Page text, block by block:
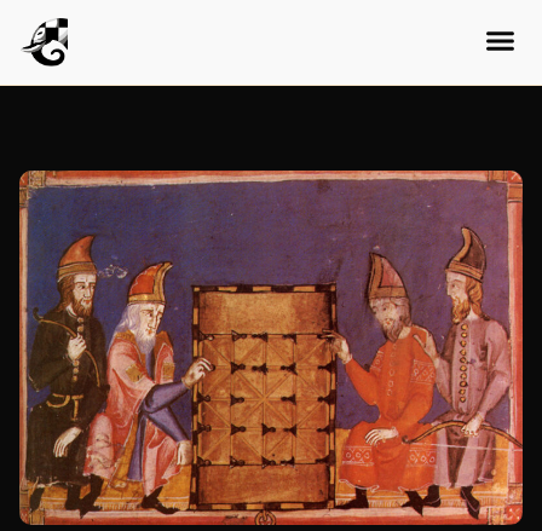
Finnish
Bulgarian
Croatian
Slovak
Slovenian
Lithuanian
Latvian
Estonian
Kazakh